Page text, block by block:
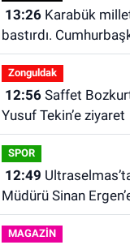
13:26Karabük milletvekilleri
bastırdı.
talimat verdi
Zonguldak
12:56Saffet Bozkurt'tan Bakan
Yusuf Tekin’e ziyaret
SPOR
12:49
Müdürü Sinan
MAGAZİN